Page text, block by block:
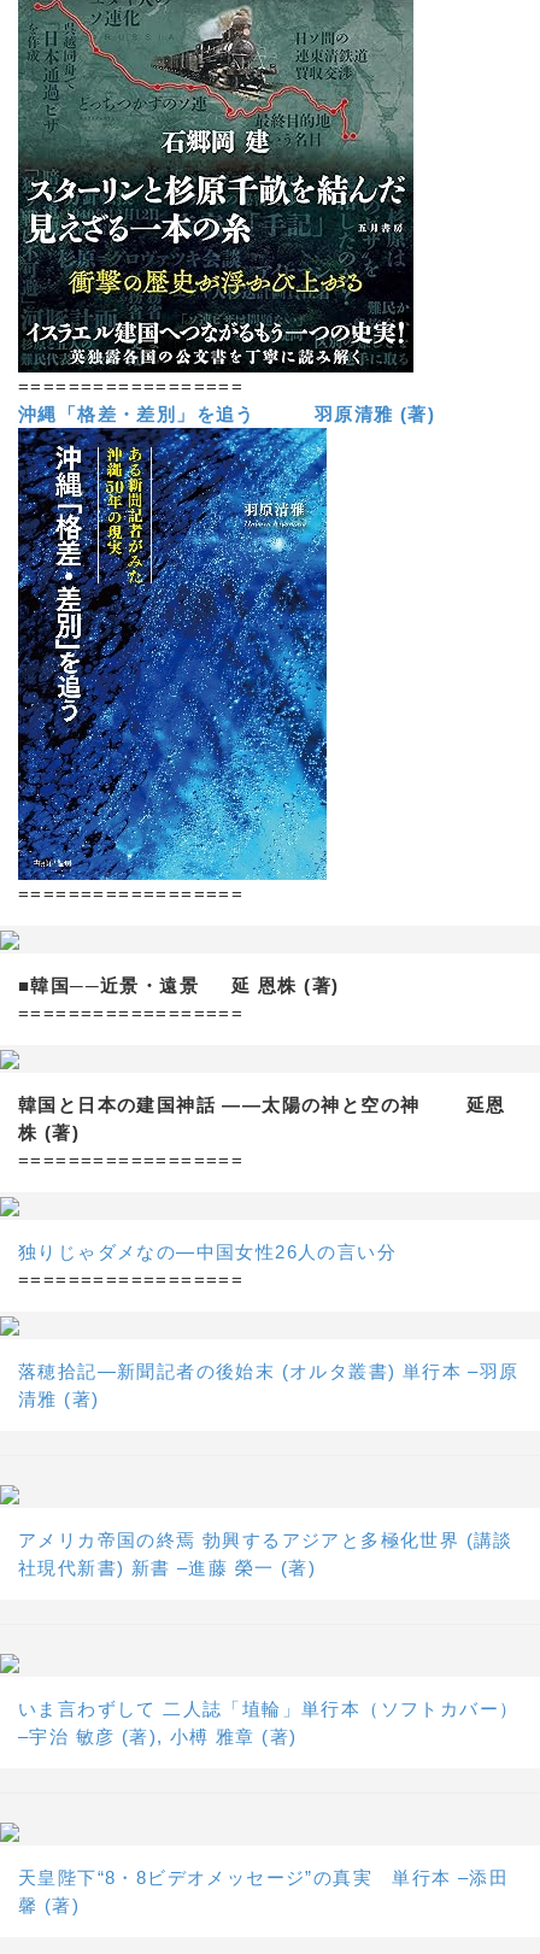
==================
沖縄「格差・差別」を追う 羽原清雅 (著)
==================
■韓国──近景・遠景 延 恩株 (著)
==================
韓国と日本の建国神話 ——太陽の神と空の神 延恩
株 (著)
==================
独りじゃダメなの―中国女性26人の言い分
==================
落穂拾記―新聞記者の後始末 (オルタ叢書) 単行本 –羽原
清雅 (著)
アメリカ帝国の終焉 勃興するアジアと多極化世界 (講談
社現代新書) 新書 –進藤 榮一 (著)
いま言わずして 二人誌「埴輪」単行本（ソフトカバー）
–宇治 敏彦 (著), 小榑 雅章 (著)
天皇陛下“8・8ビデオメッセージ”の真実 単行本 –添田
馨 (著)